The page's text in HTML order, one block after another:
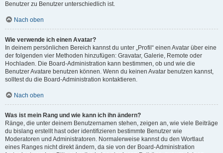
Benutzer zu Benutzer unterschiedlich ist.
Nach oben
Wie verwende ich einen Avatar?
In deinem persönlichen Bereich kannst du unter „Profil“ einen Avatar über eine
der folgenden vier Methoden hinzufügen: Gravatar, Galerie, Remote oder
Hochladen. Die Board-Administration kann bestimmen, ob und wie die
Benutzer Avatare benutzen können. Wenn du keinen Avatar benutzen kannst,
solltest du die Board-Administration kontaktieren.
Nach oben
Was ist mein Rang und wie kann ich ihn ändern?
Ränge, die unter deinem Benutzernamen stehen, zeigen an, wie viele Beiträge
du bislang erstellt hast oder identifizieren bestimmte Benutzer wie
Moderatoren und Administratoren. Normalerweise kannst du den Wortlaut
eines Ranges nicht direkt ändern, da sie von der Board-Administration